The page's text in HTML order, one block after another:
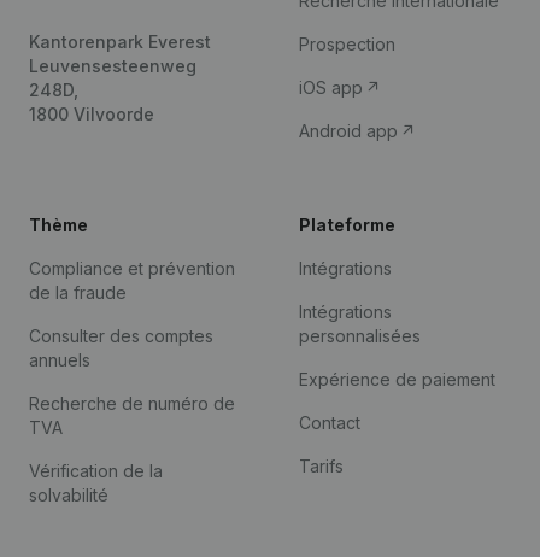
Kantorenpark Everest
Leuvensesteenweg
248D,
1800 Vilvoorde
Prospection
iOS app
Android app
Thème
Compliance et prévention
de la fraude
Consulter des comptes
annuels
Recherche de numéro de
TVA
Vérification de la
solvabilité
Plateforme
Intégrations
Intégrations
personnalisées
Expérience de paiement
Contact
Tarifs